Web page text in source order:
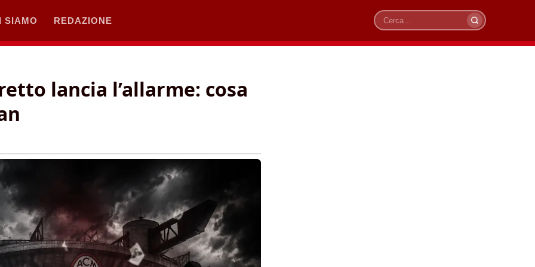
SIAMO REDAZIONE
Cerca
lancia l’allarme: cosa